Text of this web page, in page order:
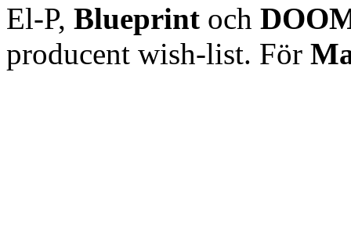
El-P, Blueprint och
producent wish-list. För